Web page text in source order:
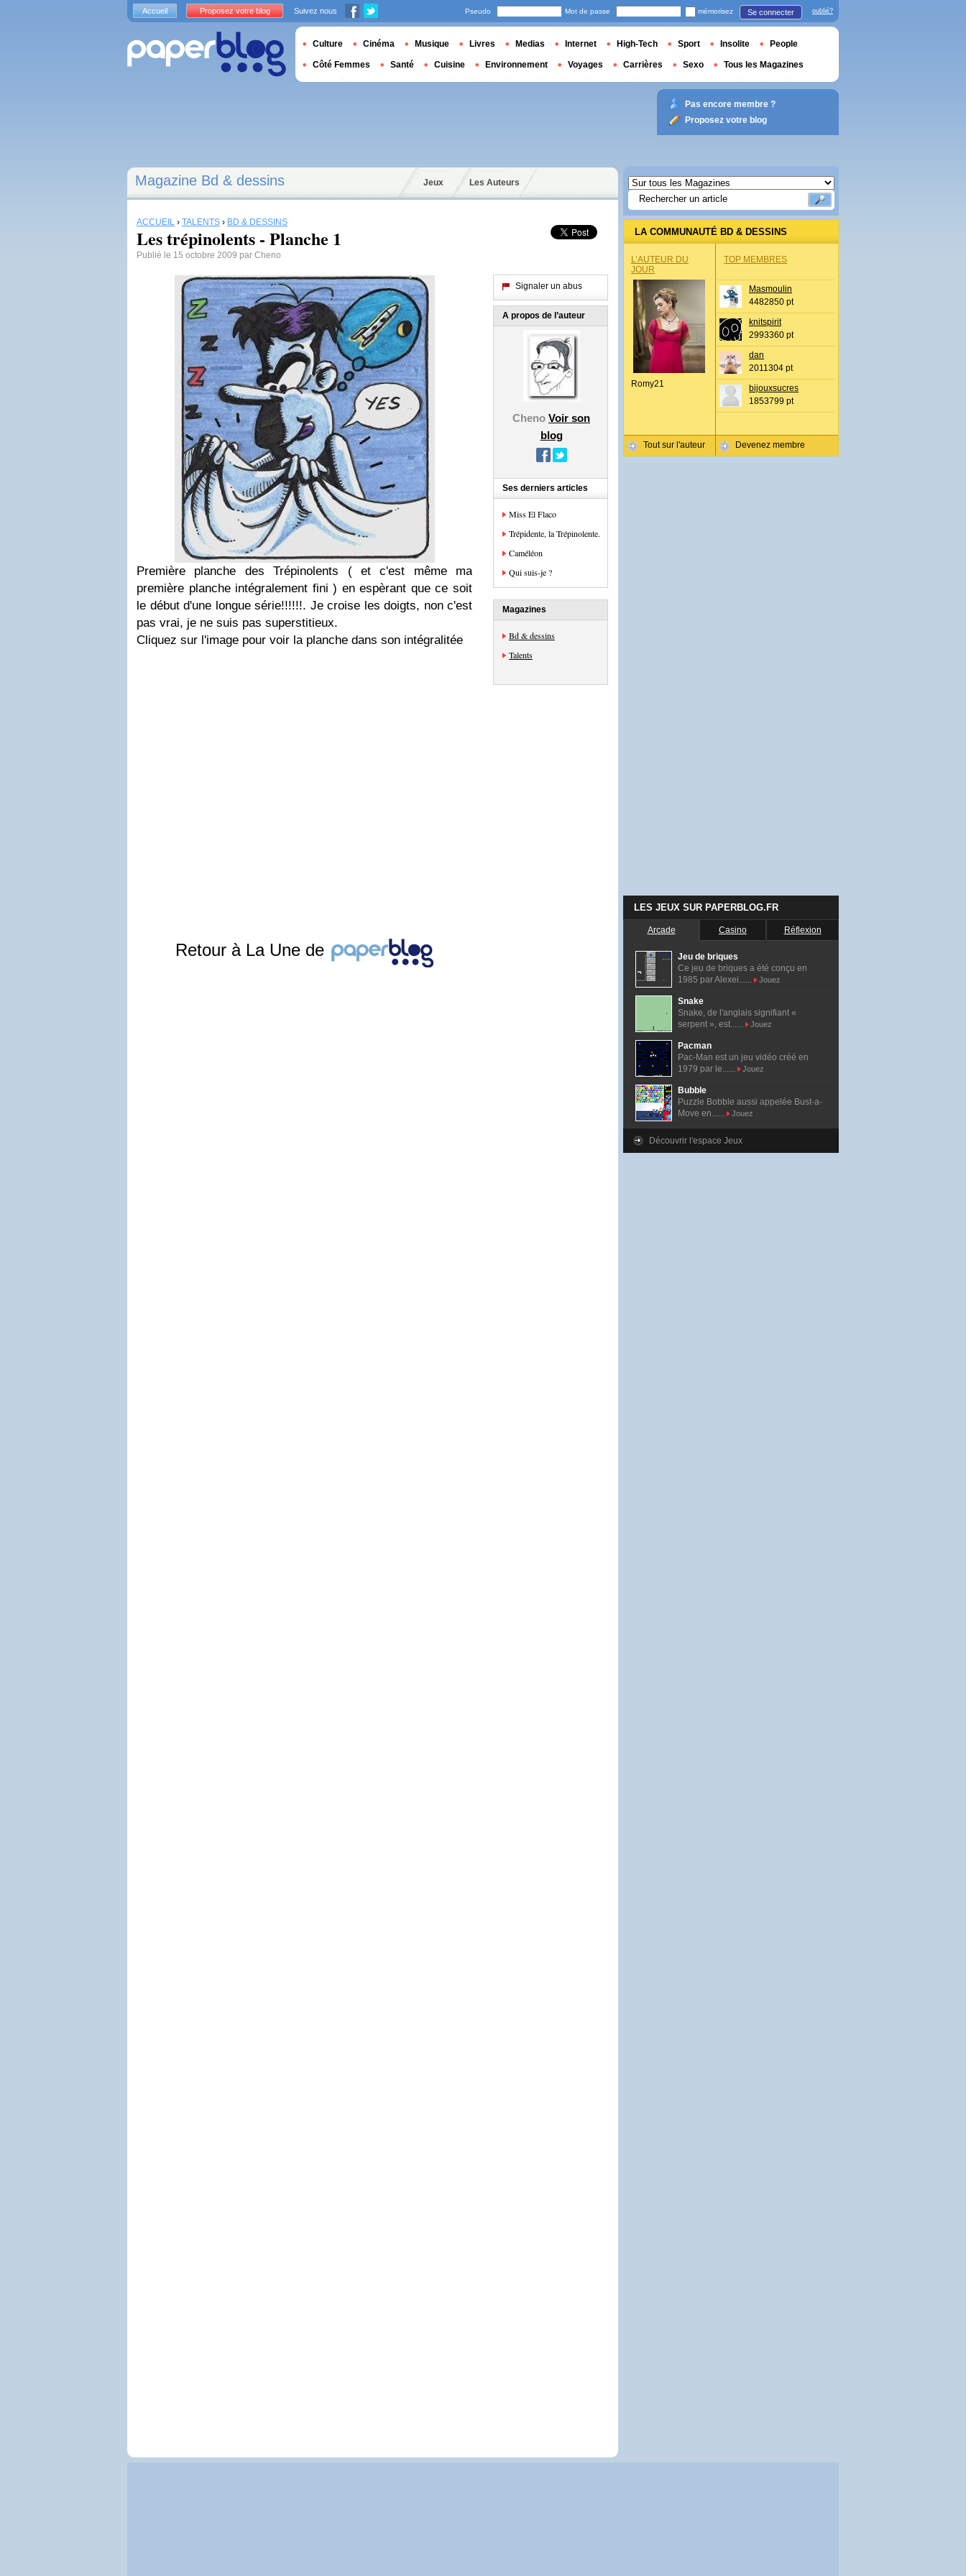
Magazine Bd & dessins Jeux Les Auteurs
ACCUEIL › TALENTS › BD & DESSINS
Les trépinolents - Planche 1
Publié le 15 octobre 2009 par Cheno
Première planche des Trépinolents ( et c'est même ma
première planche intégralement fini ) en espèrant que ce soit
le début d'une longue série!!!!!!. Je croise les doigts, non c'est
pas vrai, je ne suis pas superstitieux.
Cliquez sur l'image pour voir la planche dans son intégralitée
Retour à La Une de
Signaler un abus
A propos de l’auteur
Cheno Voir son
blog
Ses derniers articles
Miss El Flaco
Trépidente, la Trépinolente.
Caméléon
Qui suis-je ?
Magazines
Bd & dessins
Talents
LA COMMUNAUTÉ BD & DESSINS
L’AUTEUR DU
JOUR
Romy21
Tout sur l'auteur
TOP MEMBRES
Masmoulin
4482850 pt
knitspirit
2993360 pt
dan
2011304 pt
bijouxsucres
1853799 pt
Devenez membre
LES JEUX SUR PAPERBLOG.FR
Arcade Casino Réflexion
Jeu de briques
Ce jeu de briques a été conçu en
1985 par Alexei......
Jouez
Snake
Snake, de l'anglais signifiant «
serpent », est......
Jouez
Pacman
Pac-Man est un jeu vidéo créé en
1979 par le......
Jouez
Bubble
Puzzle Bobble aussi appelée Bust-a-
Move en......
Jouez
Découvrir l'espace Jeux
Accueil Proposez votre blog Suivez nous Pseudo Mot de passe mémorisez Se connecter oublié?
Culture Cinéma Musique Livres Medias Internet High-Tech Sport Insolite People
Côté Femmes Santé Cuisine Environnement Voyages Carrières Sexo Tous les Magazines
Pas encore membre ?
Proposez votre blog